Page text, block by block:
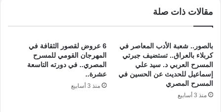
مقالات ذات صلة
بالصور.. شعبة الأدب المعاصر في
كربلاء بالعراق.. تستضيف جبرتي
المسرح العربي د. سيد علي
إسماعيل للحديث عن الحسين في
المسرح المصري
منذ 3 أسابيع
6 عروض لقصور الثقافة في
المهرجان القومي للمسرح
المصري.. في دورته التاسعة
عشرة..
منذ 3 أسابيع